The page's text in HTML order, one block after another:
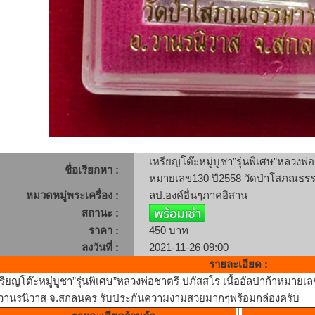
ชื่อเรียกหา :
เหรียญโต๊ะหมู่บูชา”รุ่นพิเศษ”หลวงพ่
หมายเลข130 ปี2558 วัดป่าโสภณธร
หมวดหมู่พระเครื่อง :
ลป.องค์อื่นๆภาคอิสาน
สถานะ :
ราคา :
450 บาท
ลงวันที่ :
2021-11-26 09:00
รายละเอียด :
ยญโต๊ะหมู่บูชา”รุ่นพิเศษ”หลวงพ่อชาตรี ปภัสสโร เนื้ออัลปาก้าหมายเ
านรนิวาส จ.สกลนคร รับประกันความงามสวยมากๆพร้อมกล่องครับ